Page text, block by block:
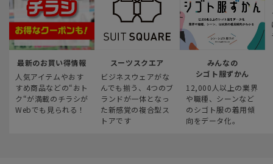
最新のお買い得情報
人気アイテムやおす
すめ商品などの“おト
ク“が満載のチラシが
Webでも見られる！
スーツスクエア
ビジネスウェアがな
んでも揃う、4つのブ
ランドが一体となっ
た新感覚の複合型ス
トアです
みんなの
シゴト服ずかん
12,000人以上の業界
や職種、シーンなど
のシゴト服の着用傾
向をデータ化。